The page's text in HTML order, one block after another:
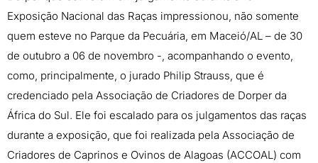
Exposição Nacional das Raças impressionou, não somente
quem esteve no Parque da Pecuária, em Maceió/AL – de 30
de outubro a 06 de novembro -, acompanhando o evento,
como, principalmente, o jurado Philip Strauss, que é
credenciado pela Associação de Criadores de Dorper da
África do Sul. Ele foi escalado para os julgamentos das raças
durante a exposição, que foi realizada pela Associação de
Criadores de Caprinos e Ovinos de Alagoas (ACCOAL) com